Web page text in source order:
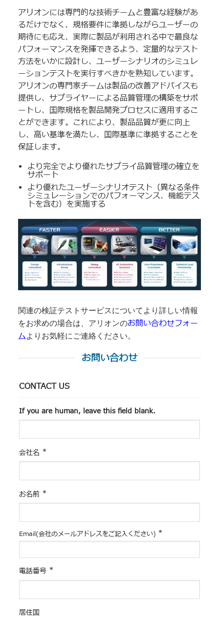
アリオンには専門的な技術チームと豊富な経験があ
るだけでなく、規格要件に準拠しながらユーザーの
期待にも応え、実際に製品が利用される中で最良な
パフォーマンスを発揮できるよう、定量的なテスト
方法をいかに設計し、ユーザーシナリオのシミュレ
ーションテストを実行すべきかを熟知しています。
アリオンの専門家チームは製品の改善アドバイスも
提供し、サプライヤーによる品質管理の構築をサポ
ートし、国際規格を製品開発プロセスに適用するこ
とができます。これにより、製品品質が更に向上
し、高い基準を満たし、国際基準に準拠することを
保証します。
より完全でより優れたサプライ品質管理の確立を
サポート
より優れたユーザーシナリオテスト（異なる条件
シミュレーションでのパフォーマンス、機能テス
トを含む）を実施する
関連の検証テストサービスについてより詳しい情報
をお求めの場合は、アリオンのお問い合わせフォー
ムよりお気軽にご連絡ください。
お問い合わせ
CONTACT US
If you are human, leave this field blank.
会社名 *
お名前 *
Email(会社のメールアドレスをご記入ください) *
電話番号 *
居住国